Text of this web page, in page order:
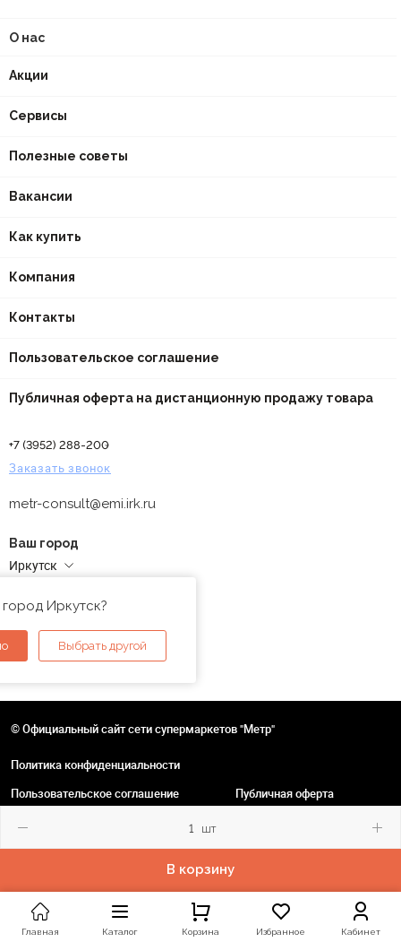
шт
В корзину
О нас
Акции
Сервисы
Полезные советы
Вакансии
Как купить
Компания
Контакты
Пользовательское соглашение
Публичная оферта на дистанционную продажу товара
+7 (3952) 288-200
Заказать звонок
metr-consult@emi.irk.ru
Ваш город
Иркутск
Иркутск?
Выбрать другой
© Официальный сайт сети супермаркетов "Метр"
Политика конфиденциальности
Пользовательское соглашение
Публичная оферта
Главная Каталог Корзина Избранное Кабинет